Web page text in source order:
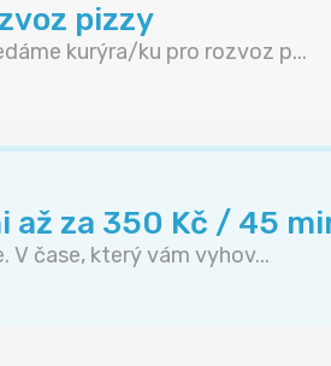
pizzy
kurýra/ku pro rozvoz p...
až za 350 Kč / 45
V čase, který vám vyhov...